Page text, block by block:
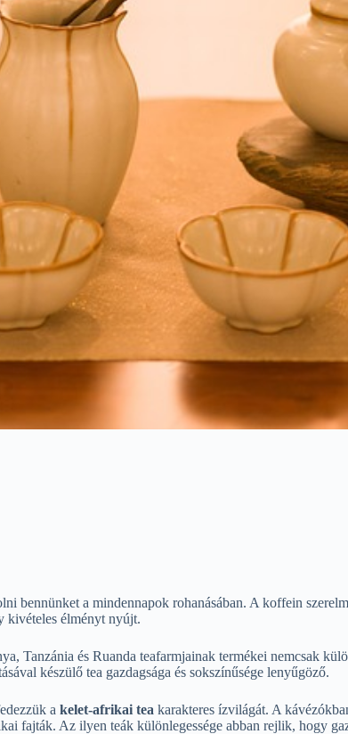
bennünket a mindennapok rohanásában. A koffein
kivételes élményt nyújt.
Tanzánia és Ruanda teafarmjainak termékei nemcsak
készülő tea gazdagsága és sokszínűsége lenyűgöző.
a kelet-afrikai tea karakteres ízvilágát. A
fajták. Az ilyen teák különlegessége abban rejlik, hogy